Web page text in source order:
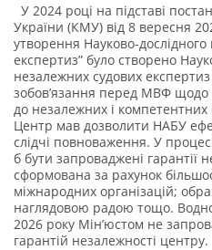
У 2024 році на підставі
України (КМУ) від 8 вересня
утворення Науково-
експертиз” було створено
незалежних судових
зобовʼязання перед МВФ
до незалежних і компетентних
Центр мав дозволити НАБУ
слідчі повноваження. У
б бути запроваджені гарантії
сформована за рахунок
міжнародних організацій;
наглядовою радою тощо.
2026 року Мін’юстом не
гарантій незалежності центру.